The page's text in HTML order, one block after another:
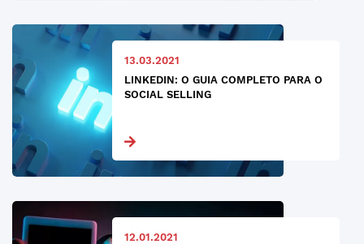
13.03.2021
LINKEDIN: O GUIA COMPLETO PARA O
SOCIAL SELLING
12.01.2021